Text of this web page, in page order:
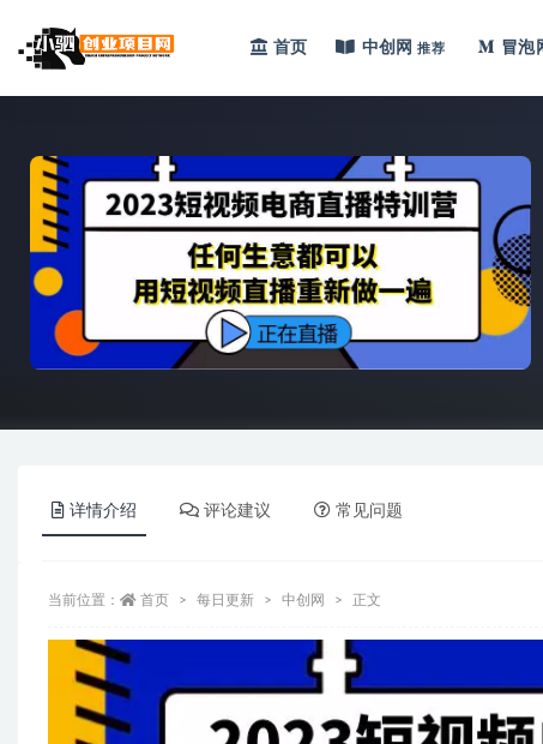
首页 中创网 推荐 冒泡
详情介绍 评论建议 常见问题
当前位置： 首页 每日更新 中创网 正文